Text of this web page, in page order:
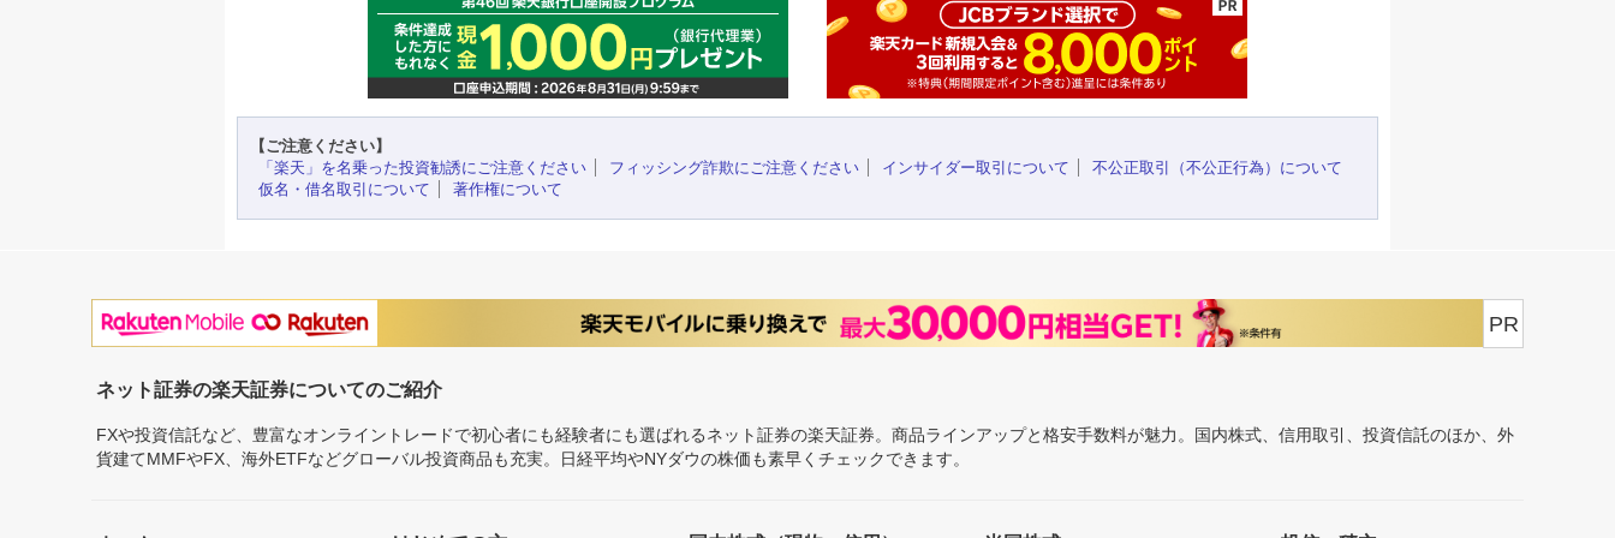
【ご注意ください】
「楽天」を名乗った投資勧誘にご注意ください
フィッシング詐欺にご注意ください インサイダー取引について
不公正取引（不公正行為）について
仮名・借名取引について
著作権について
PR
ネット証券の楽天証券についてのご紹介
FXや投資信託など、豊富なオンライントレードで初心者にも経験者にも選ばれるネット証券の楽天証券。商品ラインアップと格安手数料が魅力。国内株式、信用取引、投資信託のほか、外
貨建てMMFやFX、海外ETFなどグローバル投資商品も充実。日経平均やNYダウの株価も素早くチェックできます。